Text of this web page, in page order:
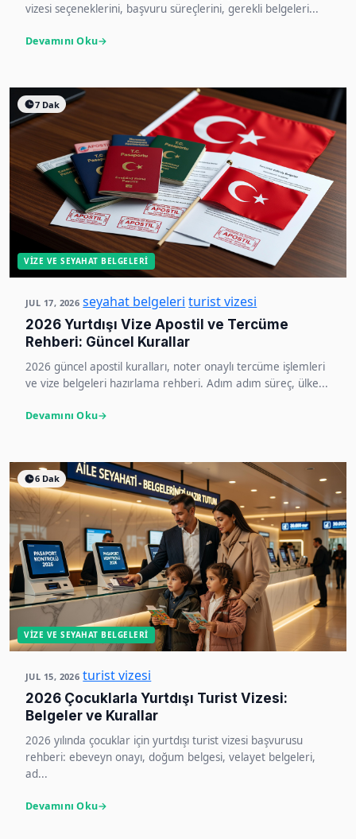
vizesi seçeneklerini, başvuru süreçlerini, gerekli belgeleri...
Devamını Oku
7 Dak
VIZE VE SEYAHAT BELGELERI
JUL 17, 2026 seyahat belgeleri turist vizesi
2026 Yurtdışı Vize Apostil ve Tercüme
Rehberi: Güncel Kurallar
2026 güncel apostil kuralları, noter onaylı tercüme işlemleri
ve vize belgeleri hazırlama rehberi. Adım adım süreç, ülke...
Devamını Oku
6 Dak
VIZE VE SEYAHAT BELGELERI
JUL 15, 2026 turist vizesi
2026 Çocuklarla Yurtdışı Turist Vizesi:
Belgeler ve Kurallar
2026 yılında çocuklar için yurtdışı turist vizesi başvurusu
rehberi: ebeveyn onayı, doğum belgesi, velayet belgeleri,
ad...
Devamını Oku